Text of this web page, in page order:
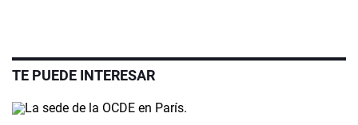
TE PUEDE INTERESAR